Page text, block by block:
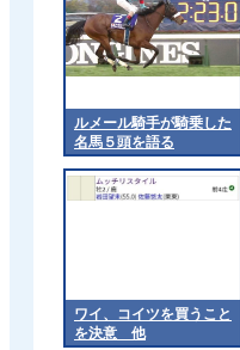
ルメール騎手が騎乗した
名馬５頭を語る
ワイ、コイツを買うこと
を決意 他